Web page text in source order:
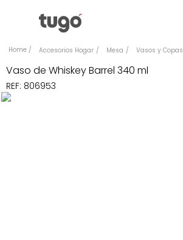
Accesorios Hogar Mesa Vasos y Copas
Vaso de Whiskey Barrel 340 ml
REF: 806953
Comedor
Escritorio